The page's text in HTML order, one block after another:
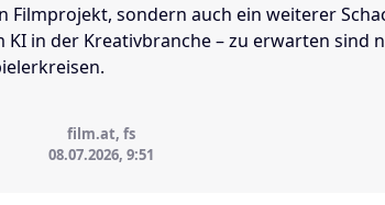
Filmprojekt, sondern auch ein weiterer
in der Kreativbranche – zu erwarten sind
film.at, fs
08.07.2026, 9:51